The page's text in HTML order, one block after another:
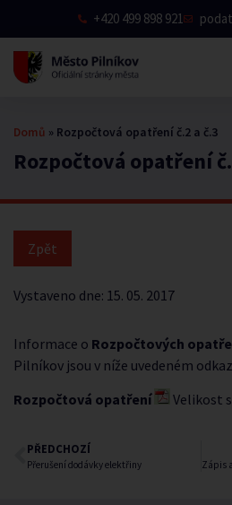
+420 499 898 921
Rozpočtová opatření
Domů » Rozpočtová opatření č.2 a č.3
Vystaveno dne: 15. 05. 2017
Informace o Rozpočtových
Pilníkov jsou v níže uvedeném
Rozpočtová opatření
Velikost
PŘEDCHOZÍ
Přerušení dodávky elektřiny